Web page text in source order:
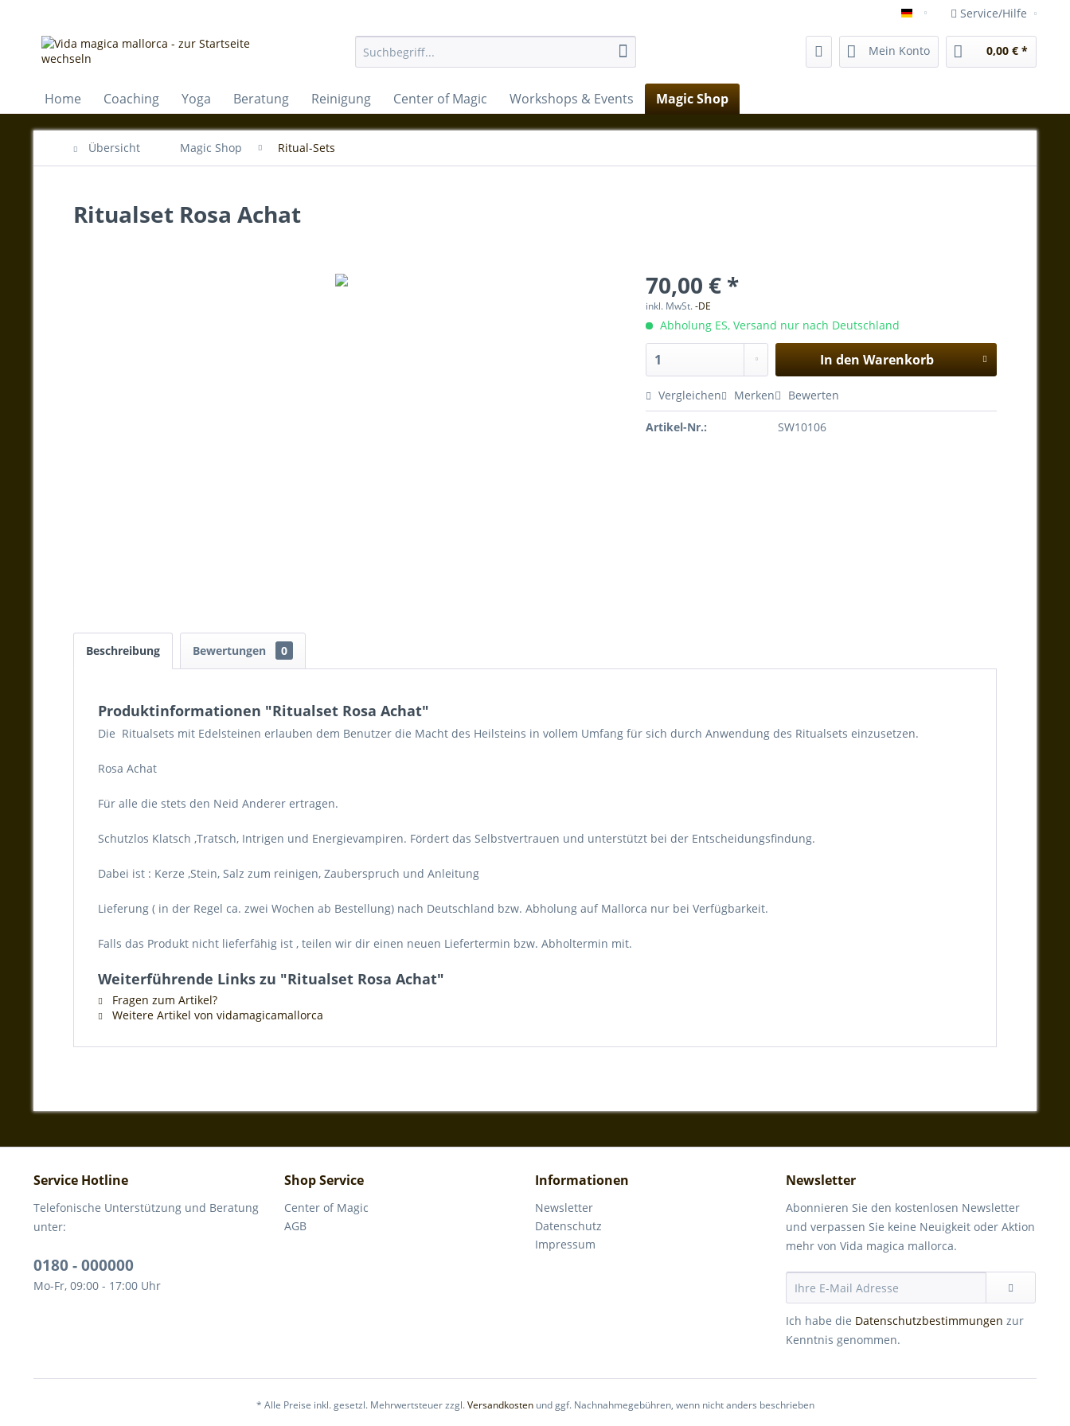
shop.vida-magica-
Service/Hilfe
Mein Konto 0,00 € *
Home Coaching Yoga Beratung Reinigung Center of Magic Workshops & Events Magic Shop
Übersicht Magic Shop Ritual-Sets
Ritualset Rosa Achat
70,00 € *
inkl. MwSt.-DE
Abholung ES, Versand nur nach Deutschland
In den Warenkorb
Vergleichen Merken Bewerten
Artikel-Nr.: SW10106
Beschreibung Bewertungen 0
Produktinformationen "Ritualset Rosa Achat"
Die Ritualsets mit Edelsteinen erlauben dem Benutzer die Macht des Heilsteins in vollem Umfang für sich durch Anwendung des Ritualsets einzusetzen.
Rosa Achat
Für alle die stets den Neid Anderer ertragen.
Schutzlos Klatsch ,Tratsch, Intrigen und Energievampiren. Fördert das Selbstvertrauen und unterstützt bei der Entscheidungsfindung.
Dabei ist : Kerze ,Stein, Salz zum reinigen, Zauberspruch und Anleitung
Lieferung ( in der Regel ca. zwei Wochen ab Bestellung) nach Deutschland bzw. Abholung auf Mallorca nur bei Verfügbarkeit.
Falls das Produkt nicht lieferfähig ist , teilen wir dir einen neuen Liefertermin bzw. Abholtermin mit.
Weiterführende Links zu "Ritualset Rosa Achat"
Fragen zum Artikel?
Weitere Artikel von vidamagicamallorca
Service Hotline
Telefonische Unterstützung und Beratung
unter:
0180 - 000000
Mo-Fr, 09:00 - 17:00 Uhr
Shop Service
Center of Magic
AGB
Informationen
Newsletter
Datenschutz
Impressum
Newsletter
Abonnieren Sie den kostenlosen Newsletter
und verpassen Sie keine Neuigkeit oder Aktion
mehr von Vida magica mallorca.
Ich habe die Datenschutzbestimmungen zur
Kenntnis genommen.
* Alle Preise inkl. gesetzl. Mehrwertsteuer zzgl.Versandkostenund ggf. Nachnahmegebühren, wenn nicht anders beschrieben